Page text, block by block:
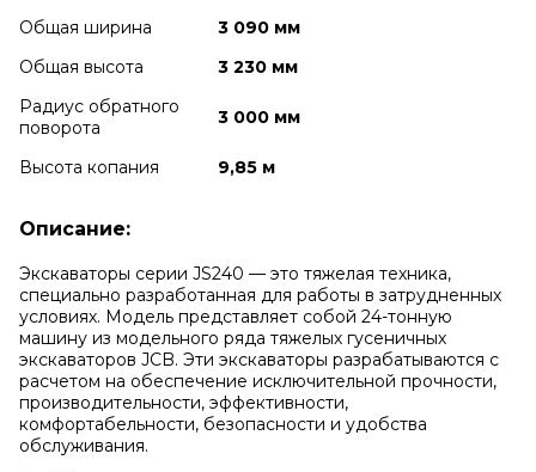
Общая ширина
3 090 мм
Общая высота
3 230 мм
Радиус обратного
поворота
3 000 мм
Высота копания 9,85 м
Описание:
Экскаваторы серии JS240 — это тяжелая техника,
специально разработанная для работы в затрудненных
условиях. Модель представляет собой 24-тонную
машину из модельного ряда тяжелых гусеничных
экскаваторов JCB. Эти экскаваторы разрабатываются с
расчетом на обеспечение исключительной прочности,
производительности, эффективности,
комфортабельности, безопасности и удобства
обслуживания.